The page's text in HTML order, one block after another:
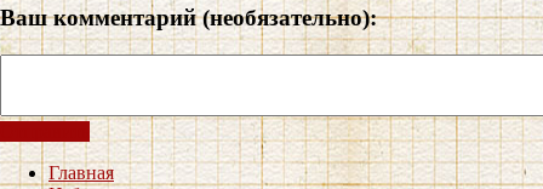
Ваш комментарий (необязательно):
Главная